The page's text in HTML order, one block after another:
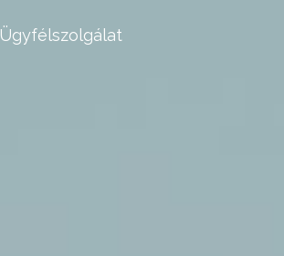
Ügyfélszolgálat